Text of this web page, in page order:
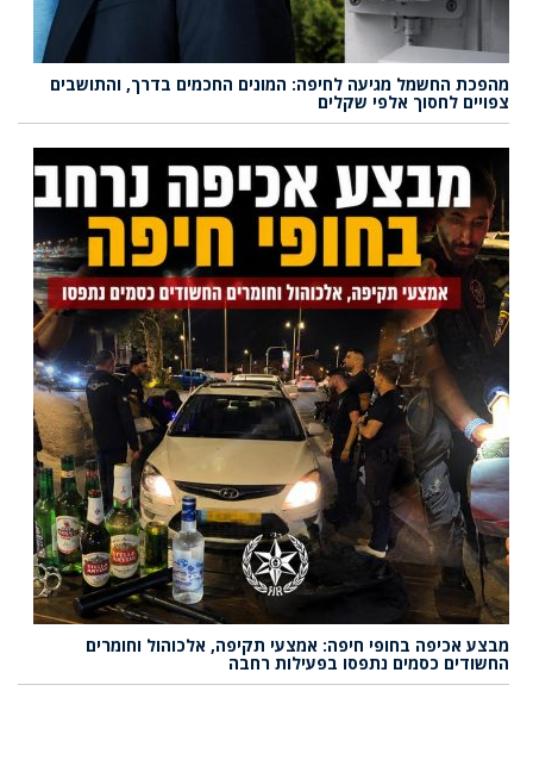
מהפכת החשמל מגיעה לחיפה: המונים החכמים בדרך, והתושבים
צפויים לחסוך אלפי שקלים
מבצע אכיפה בחופי חיפה: אמצעי תקיפה, אלכוהול וחומרים
החשודים כסמים נתפסו בפעילות רחבה